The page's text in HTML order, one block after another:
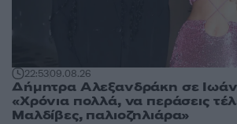
22:5309.08.26
Δήμητρα Αλεξανδράκη σε
«Χρόνια πολλά, να περάσεις
Μαλδίβες, παλιοζηλιάρα»